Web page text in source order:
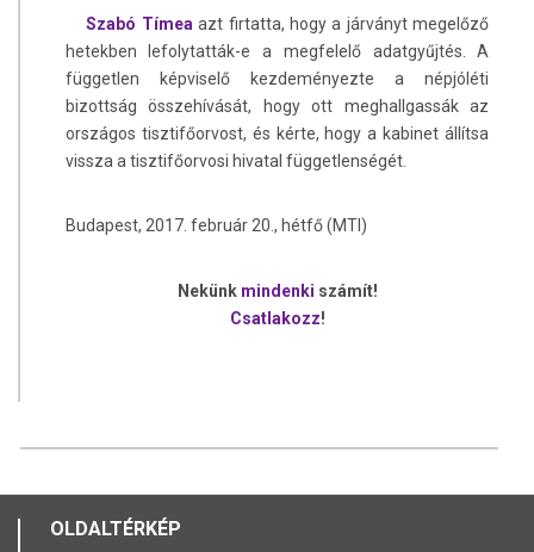
Szabó Tímea azt firtatta, hogy a járványt megelőző
hetekben lefolytatták-e a megfelelő adatgyűjtés. A
független képviselő kezdeményezte a népjóléti
bizottság összehívását, hogy ott meghallgassák az
országos tisztifőorvost, és kérte, hogy a kabinet állítsa
vissza a tisztifőorvosi hivatal függetlenségét.
Budapest, 2017. február 20., hétfő (MTI)
Nekünk mindenki számít!
Csatlakozz!
OLDALTÉRKÉP